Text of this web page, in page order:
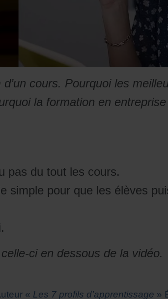
cours. Pourquoi les
la formation en entreprise
pas du tout les cours.
simple pour que les élèves
ci en dessous de la vidéo.
« Les 7 profils d’apprentissage »